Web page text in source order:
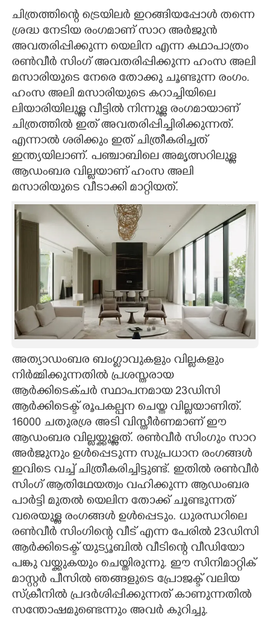
ചിത്രത്തിന്റെ ട്രെയിലർ ഇറങ്ങിയപ്പോൾ തന്നെ
ശ്രദ്ധ നേടിയ രംഗമാണ് സാറ അർജുൻ
അവതരിപ്പിക്കുന്ന യെലിന എന്ന കഥാപാത്രം
രൺവീർ സിംഗ് അവതരിപ്പിക്കുന്ന ഹംസ അലി
മസാരിയുടെ നേരെ തോക്കു ചൂണ്ടുന്ന രംഗം.
ഹംസ അലി മസാരിയുടെ കറാച്ചിയിലെ
ലിയാരിയിലുള്ള വീട്ടിൽ നിന്നുള്ള രംഗമായാണ്
ചിത്രത്തിൽ ഇത് അവതരിപ്പിച്ചിരിക്കുന്നത്.
എന്നാൽ ശരിക്കും ഇത് ചിത്രീകരിച്ചത്
ഇന്ത്യയിലാണ്. പ‌ഞ്ചാബിലെ അമൃത്സറിലുള്ള
ആഡംബര വില്ലയാണ് ഹംസ അലി
മസാരിയുടെ വീടാക്കി മാറ്റിയത്.
അത്യാഡംബര ബംഗ്ലാവുകളും വില്ലകളും
നിർമ്മിക്കുന്നതിൽ പ്രശസ്തരായ
ആ‍ർക്കിടെക്ചർ സ്ഥാപനമായ 23ഡിസി
ആർക്കിടെക്ട് രൂപകല്പന ചെയ്ത വില്ലയാണിത്.
16000 ചതുരശ്ര അടി വിസ്തീർണമാണ് ഈ
ആഡംബര വില്ലയ്ക്കുള്ളത്. രൺവീർ സിംഗും സാറ
അ‍ർജുനും ഉൾപ്പെടുന്ന സുപ്രധാന രംഗങ്ങൾ
ഇവിടെ വച്ച് ചിത്രീകരിച്ചിട്ടുണ്ട്. ഇതിൽ രൺവീർ
സിംഗ് ആതിഥേയത്വം വഹിക്കുന്ന ആഡംബര
പാർട്ടി മുതൽ യെലിന തോക്ക് ചൂണ്ടുന്നത്
വരെയുള്ള രംഗങ്ങൾ ഉൾപ്പെടും. ധുരന്ധറിലെ
രൺവീർ സിംഗിന്റെ വീട് എന്ന പേരിൽ 23ഡിസി
ആർക്കിടെക്ട് യുട്യൂബിൽ വീടിന്റെ വീഡിയോ
പങ്കു വയ്ക്കുകയും ചെയ്തിരുന്നു. ഈ സിനിമാറ്റിക്
മാസ്റ്റർ പീസിൽ ഞങ്ങളുടെ പ്രോജക്ട് വലിയ
സ്ക്രീനിൽ പ്രദർശിപ്പിക്കുന്നത് കാണുന്നതിൽ
സന്തോഷമുണ്ടെന്നും അവർ കുറിച്ചു.